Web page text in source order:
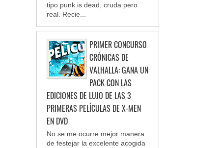
tipo punk is dead, cruda pero
real. Recie...
PRIMER CONCURSO
CRÓNICAS DE
VALHALLA: GANA UN
PACK CON LAS
EDICIONES DE LUJO DE LAS 3
PRIMERAS PELÍCULAS DE X-MEN
EN DVD
No se me ocurre mejor manera
de festejar la excelente acogida